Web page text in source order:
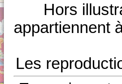
Hors
appartiennent
Les